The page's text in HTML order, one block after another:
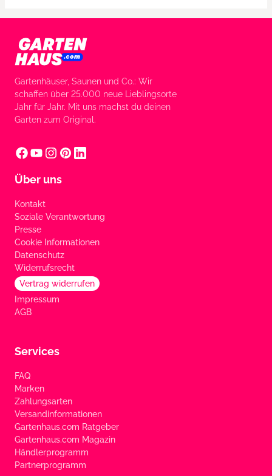
Gartenhäuser, Saunen und Co.: Wir
schaffen über 25.000 neue Lieblingsorte
Jahr für Jahr. Mit uns machst du deinen
Garten zum Original.
Über uns
Kontakt
Soziale Verantwortung
Presse
Cookie Informationen
Datenschutz
Widerrufsrecht
Vertrag widerrufen
Impressum
AGB
Services
FAQ
Marken
Zahlungsarten
Versandinformationen
Gartenhaus.com Ratgeber
Gartenhaus.com Magazin
Händlerprogramm
Partnerprogramm